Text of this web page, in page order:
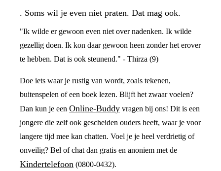
. Soms wil je even niet praten. Dat mag ook.
"Ik wilde er gewoon even niet over nadenken. Ik wilde
gezellig doen. Ik kon daar gewoon heen zonder het erover
te hebben. Dat is ook steunend." - Thirza (9)
Doe iets waar je rustig van wordt, zoals tekenen,
buitenspelen of een boek lezen. Blijft het zwaar voelen?
Dan kun je een Online-Buddy vragen bij ons! Dit is een
jongere die zelf ook gescheiden ouders heeft, waar je voor
langere tijd mee kan chatten. Voel je je heel verdrietig of
onveilig? Bel of chat dan gratis en anoniem met de
Kindertelefoon (0800-0432).